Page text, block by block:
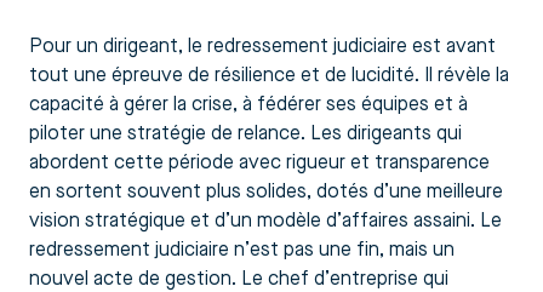
Pour un dirigeant, le redressement judiciaire est avant
tout une épreuve de résilience et de lucidité. Il révèle la
capacité à gérer la crise, à fédérer ses équipes et à
piloter une stratégie de relance. Les dirigeants qui
abordent cette période avec rigueur et transparence
en sortent souvent plus solides, dotés d’une meilleure
vision stratégique et d’un modèle d’affaires assaini. Le
redressement judiciaire n’est pas une fin, mais un
nouvel acte de gestion. Le chef d’entreprise qui